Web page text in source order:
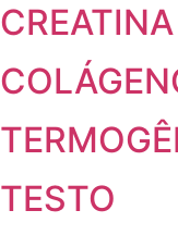
CREATINA
TESTO